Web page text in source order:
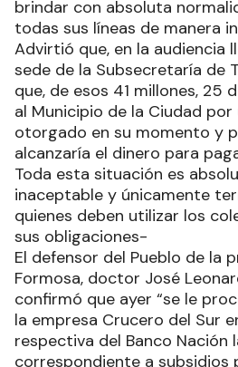
brindar con absoluta
todas sus líneas de manera
Advirtió que, en la audiencia
sede de la Subsecretaría de
que, de esos 41 millones, 25
al Municipio de la Ciudad
otorgado en su momento y
alcanzaría el dinero para
Toda esta situación es
inaceptable y únicamente
quienes deben utilizar los
sus obligaciones-
El defensor del Pueblo de la
Formosa, doctor José
confirmó que ayer “se le
la empresa Crucero del Sur
respectiva del Banco Nación
correspondiente a subsidios